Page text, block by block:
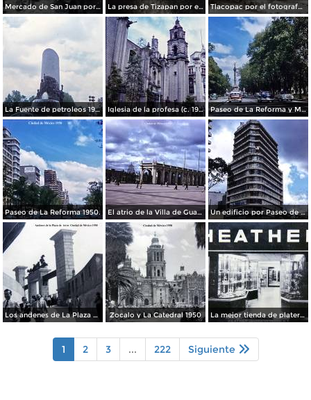
Mercado de San Juan por el fotografo Felix Miret La presa de Tizapan por el fotografo Fernando Kososky. ( Circulada el 22 de Diembre de 1910 ). Tlacopac por el fotografo Hugo Brehme.
La Fuente de petroleos 1950. Iglesia de la profesa (c. 1950) Paseo de La Reforma y Mto a La Independencia 1950
Paseo de La Reforma 1950. El atrio de la Villa de Guadalupe 1950. Un edificio por Paseo de La Reforma 1950
Los andenes de La Plaza de toros Ciudad de México 1950 Zocalo y La Catedral 1950 La mejor tienda de plateria.
1 2 3 ... 222 Siguiente